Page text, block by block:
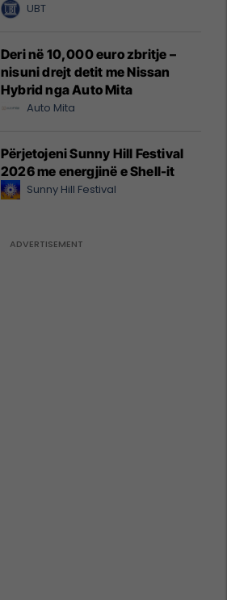
UBT
Deri në 10,000 euro zbritje –
nisuni drejt detit me Nissan
Hybrid nga Auto Mita
Auto Mita
Përjetojeni Sunny Hill Festival
2026 me energjinë e Shell-it
Sunny Hill Festival